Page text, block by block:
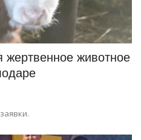
жертвенное животное